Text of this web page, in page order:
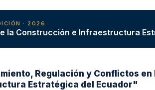
· 2026
la Construcción e Infraestructura
Regulación y Conflictos en
Estratégica del Ecuador"